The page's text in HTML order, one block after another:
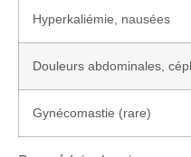
Hyperkaliémie, nausées
Douleurs abdominales,
Gynécomastie (rare)